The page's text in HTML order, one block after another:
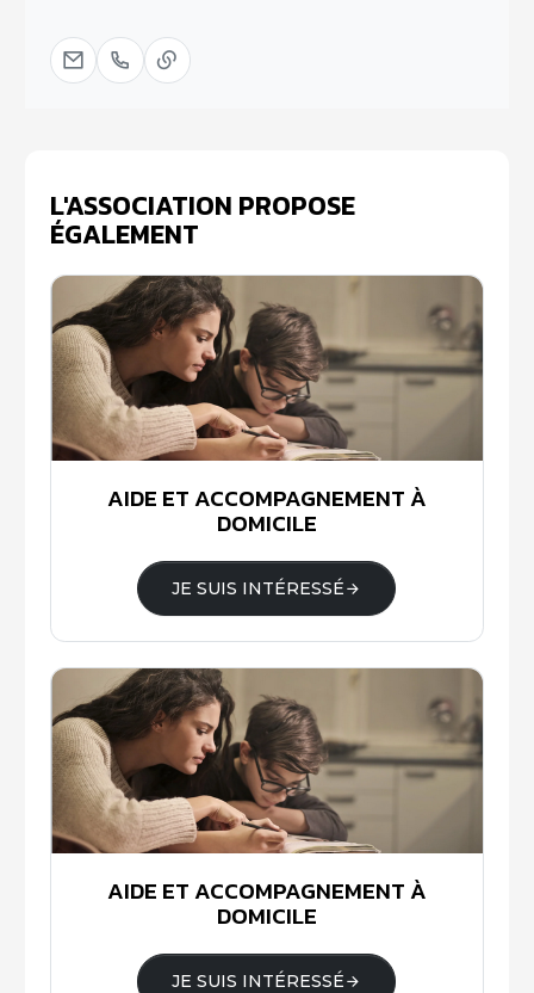
L'ASSOCIATION PROPOSE
ÉGALEMENT
AIDE ET ACCOMPAGNEMENT À
DOMICILE
JE SUIS INTÉRESSÉ
AIDE ET ACCOMPAGNEMENT À
DOMICILE
JE SUIS INTÉRESSÉ